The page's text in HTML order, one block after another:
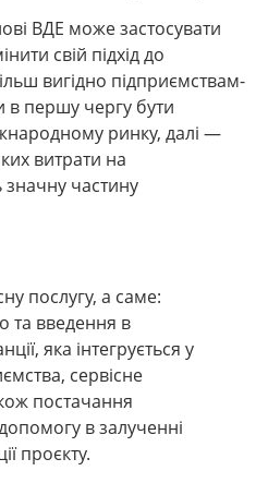
ВДЕ може застосувати
свій підхід до
вигідно підприємствам-
в першу чергу бути
ринку, далі —
витрати на
частину
послугу, а саме:
та введення в
яка інтегрується у
сервісне
постачання
в залученні
проєкту.